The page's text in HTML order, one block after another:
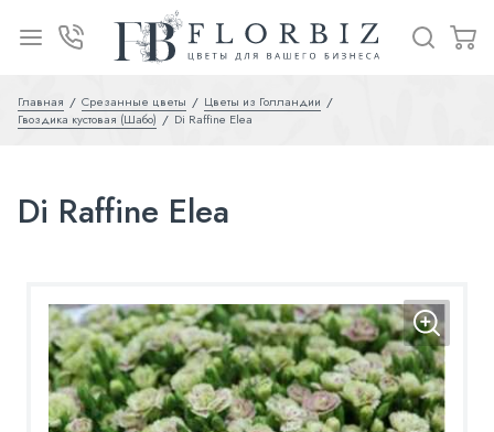
Главная Срезанные цветы
Цветы из Голландии
Гвоздика кустовая (Шабо)
Di Raffine Elea
Di Raffine Elea